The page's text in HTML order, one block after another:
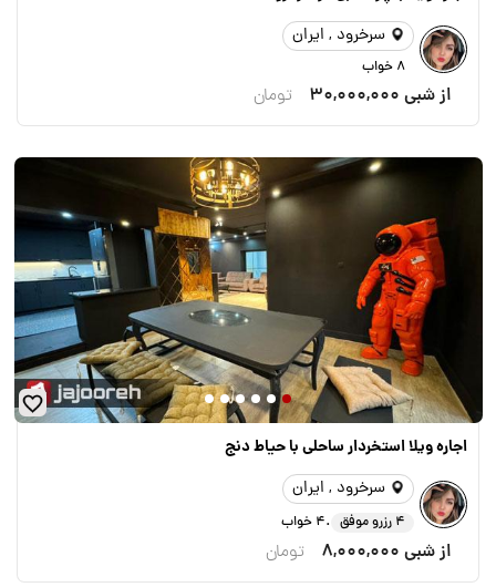
سرخرود , ایران
8 خواب
از شبی 30,000,000 تومان
اجاره ويلا استخردار ساحلى با حياط دنج
سرخرود , ایران
4 رزرو موفق .4 خواب
از شبی 8,000,000 تومان